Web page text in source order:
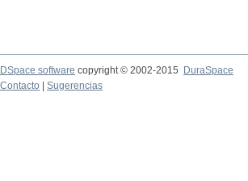
DSpace software copyright © 2002-2015
DuraSpace
Contacto
Sugerencias